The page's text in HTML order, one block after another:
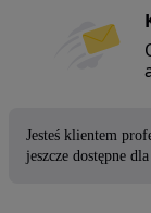
Jesteś klientem
jeszcze dostępne